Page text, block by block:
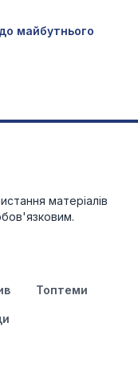
майбутнього
матеріалів
Топтеми